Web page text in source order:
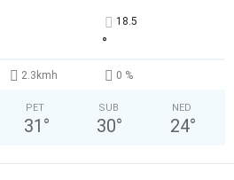
18.5
°
2.3kmh 0 %
PET
31 °
SUB
30°
NED
24°